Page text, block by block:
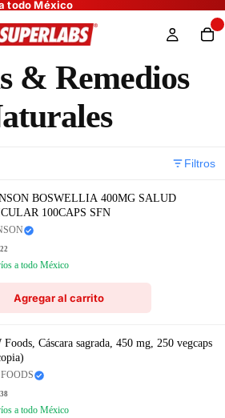
& Remedios
Filtros
BOSWELLIA 400MG SALUD
100CAPS SFN
a todo México
Agregar al carrito
Foods, Cáscara sagrada, 450 mg, 250 vegcaps
a todo México